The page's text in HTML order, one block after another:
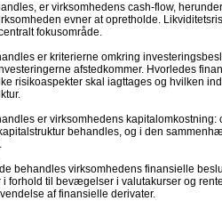
er virksomhedens cash-flow,
evner at opretholde.
fokusområde.
er kriterierne omkring
afstedkommer. Hvorledes
risikoaspekter skal iagttages og hvilken
er virksomhedens kapitalomkostning:
behandles, og i den
behandles virksomhedens finansielle
i forhold til bevægelser i valutakurser og
af finansielle derivater.